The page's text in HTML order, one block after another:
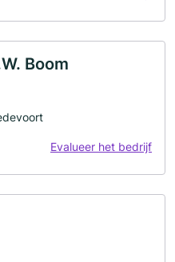
Boom
Evalueer het bedrijf